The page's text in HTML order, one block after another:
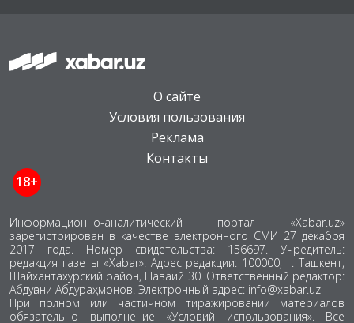
О сайте
Условия пользования
Реклама
Контакты
18+
Информационно-аналитический портал «Xabar.uz»
зарегистрирован в качестве электронного СМИ 27 декабря
2017 года. Номер свидетельства: 156697. Учредитель:
редакция газеты «Xabar». Адрес редакции: 100000, г. Ташкент,
Шайхантахурский район, Наваий 30. Ответственный редактор:
Абдуғани Абдураҳмонов. Электронный адрес: info@xabar.uz
При полном или частичном тиражировании материалов
обязательно выполнение «Условий использования». Все